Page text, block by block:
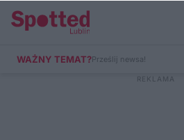
WAŻNY TEMAT?Prześlij newsa!